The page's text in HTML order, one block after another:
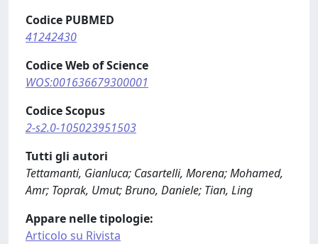
Codice PUBMED
41242430
Codice Web of Science
WOS:001636679300001
Codice Scopus
2-s2.0-105023951503
Tutti gli autori
Tettamanti, Gianluca; Casartelli, Morena; Mohamed,
Amr; Toprak, Umut; Bruno, Daniele; Tian, Ling
Appare nelle tipologie:
Articolo su Rivista